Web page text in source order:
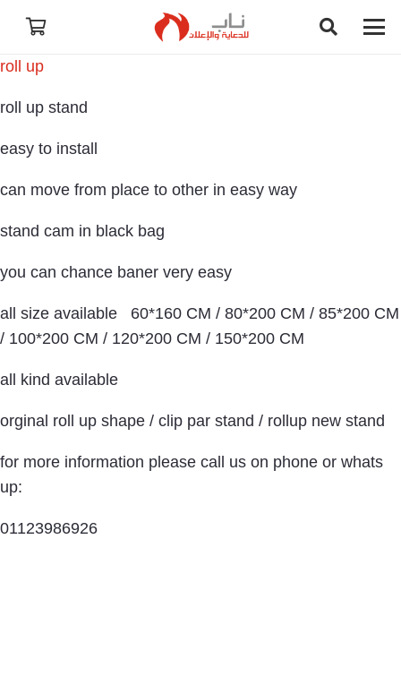
roll up
roll up stand
easy to install
can move from place to other in easy way
stand cam in black bag
you can chance baner very easy
all size available 60*160 CM / 80*200 CM / 85*200 CM
/ 100*200 CM / 120*200 CM / 150*200 CM
all kind available
orginal roll up shape / clip par stand / rollup new stand
for more information please call us on phone or whats
up:
01123986926